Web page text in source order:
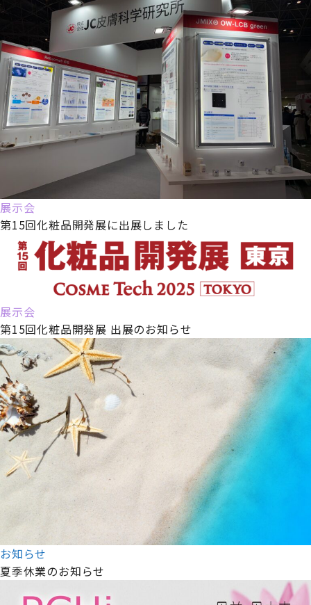
展示会
第15回化粧品開発展に出展しました
展示会
第15回化粧品開発展 出展のお知らせ
お知らせ
夏季休業のお知らせ